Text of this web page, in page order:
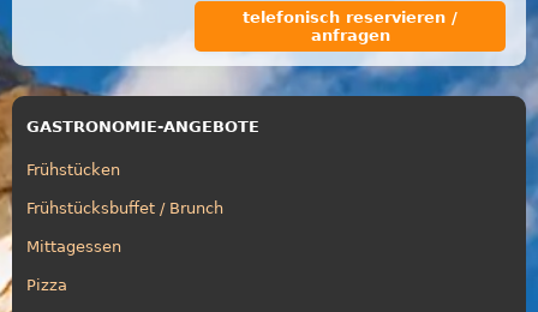
telefonisch reservieren /
anfragen
GASTRONOMIE-ANGEBOTE
Frühstücken
Frühstücksbuffet / Brunch
Mittagessen
Pizza